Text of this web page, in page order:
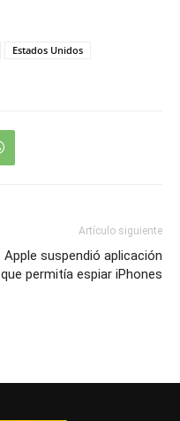
Estados Unidos
Artículo siguiente
Apple suspendió aplicación
que permitía espiar iPhones